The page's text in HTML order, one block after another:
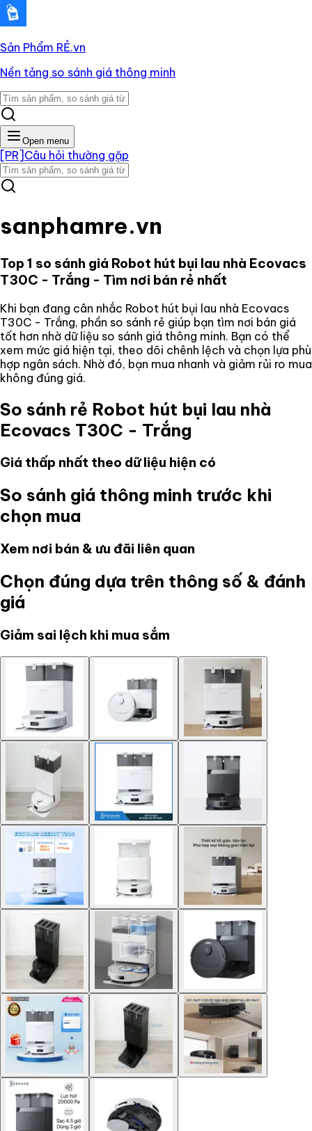
Sản Phẩm RẺ.vn
Nền tảng so sánh giá thông minh
Open menu
[PR] Câu hỏi thường gặp
sanphamre.vn
Top 1 so sánh giá Robot hút bụi lau nhà Ecovacs
T30C - Trắng - Tìm nơi bán rẻ nhất
Khi bạn đang cân nhắc Robot hút bụi lau nhà Ecovacs
T30C - Trắng, phần so sánh rẻ giúp bạn tìm nơi bán giá
tốt hơn nhờ dữ liệu so sánh giá thông minh. Bạn có thể
xem mức giá hiện tại, theo dõi chênh lệch và chọn lựa phù
hợp ngân sách. Nhờ đó, bạn mua nhanh và giảm rủi ro mua
không đúng giá.
So sánh rẻ Robot hút bụi lau nhà
Ecovacs T30C - Trắng
Giá thấp nhất theo dữ liệu hiện có
So sánh giá thông minh trước khi
chọn mua
Xem nơi bán & ưu đãi liên quan
Chọn đúng dựa trên thông số & đánh
giá
Giảm sai lệch khi mua sắm